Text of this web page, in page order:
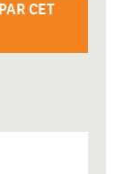
CET